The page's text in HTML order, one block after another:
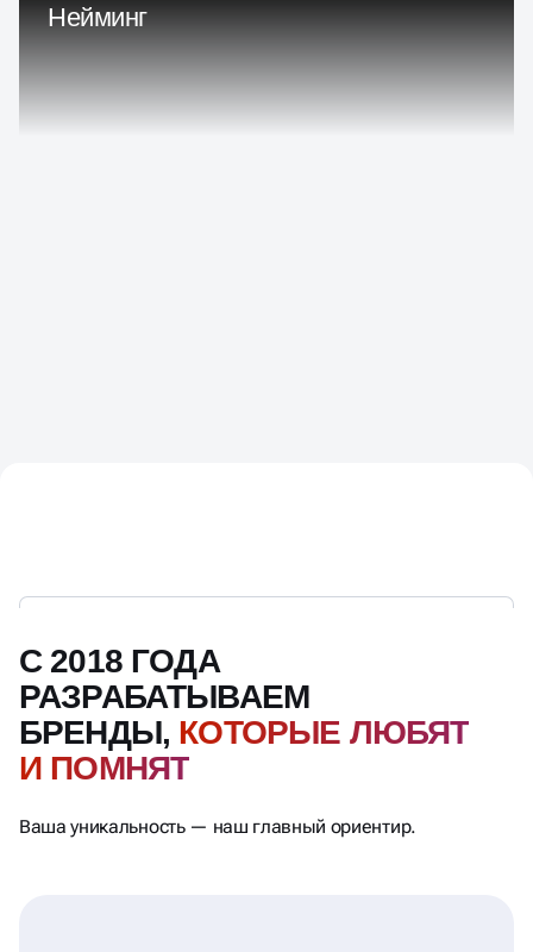
Нейминг
С 2018 ГОДА
РАЗРАБАТЫВАЕМ
БРЕНДЫ, КОТОРЫЕ ЛЮБЯТ
И ПОМНЯТ
Ваша уникальность — наш главный ориентир.